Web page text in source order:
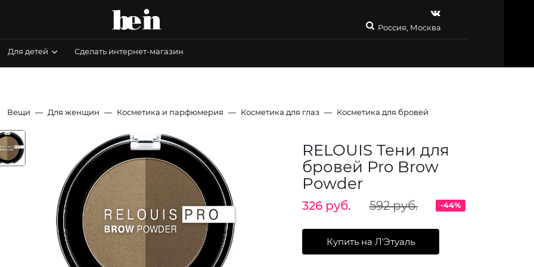
Россия, Москва
Для детей Сделать интернет-магазин
Вещи Для женщин Косметика и парфюмерия Косметика для глаз Косметика для бровей
RELOUIS Тени для
бровей Pro Brow
Powder
326 руб. 592 руб. -44%
Купить на Л'Этуаль